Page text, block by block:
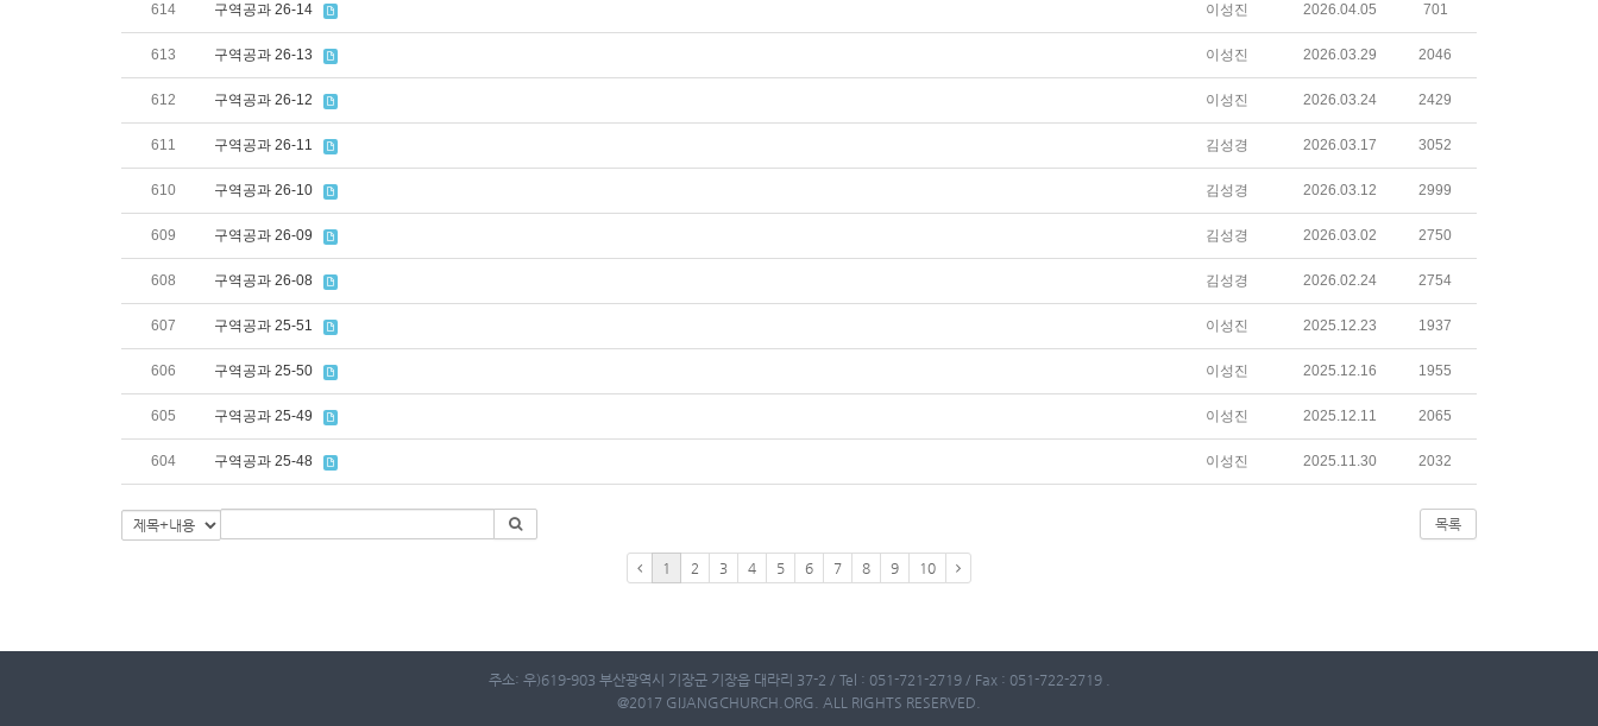
614 구역공과 26-14 이성진 2026.04.05 701
613 구역공과 26-13 이성진 2026.03.29 2046
612 구역공과 26-12 이성진 2026.03.24 2429
611 구역공과 26-11 김성경 2026.03.17 3052
610 구역공과 26-10 김성경 2026.03.12 2999
609 구역공과 26-09 김성경 2026.03.02 2750
608 구역공과 26-08 김성경 2026.02.24 2754
607 구역공과 25-51 이성진 2025.12.23 1937
606 구역공과 25-50 이성진 2025.12.16 1955
605 구역공과 25-49 이성진 2025.12.11 2065
604 구역공과 25-48 이성진 2025.11.30 2032
목록
1 2 3 4 5 6 7 8 9 10
주소: 우)619-903 부산광역시 기장군 기장읍 대라리 37-2 / Tel : 051-721-2719 / Fax : 051-722-2719 .
@2017 GIJANGCHURCH.ORG. ALL RIGHTS RESERVED.